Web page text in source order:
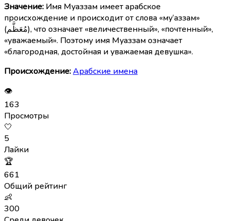
Значение: Имя Муаззам имеет арабское
происхождение и происходит от слова «му‘аззам»
(مُعَظَّم), что означает «величественный», «почтенный»,
«уважаемый». Поэтому имя Муаззам означает
«благородная, достойная и уважаемая девушка».
Происхождение:Арабские имена
👁
163
Просмотры
🤍
5
Лайки
🏆
661
Общий рейтинг
👶
300